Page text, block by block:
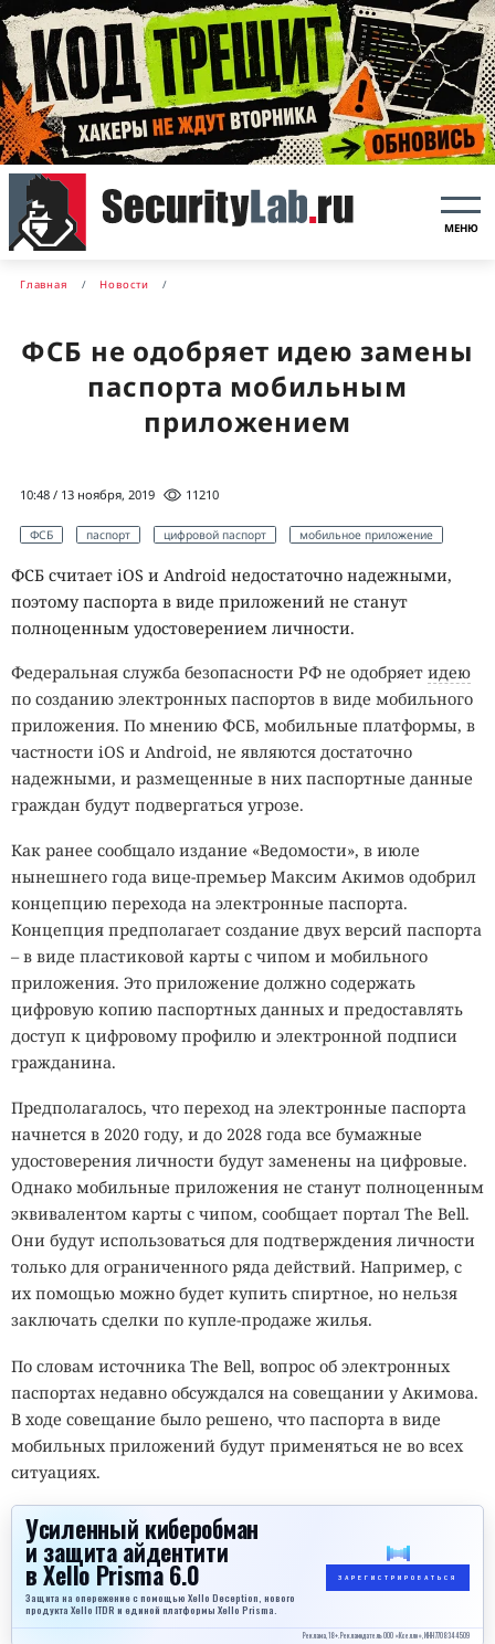
МЕНЮ
Главная Новости
ФСБ не одобряет идею замены
паспорта мобильным
приложением
10:48 / 13 ноября, 2019 11210
ФСБ паспорт цифровой паспорт мобильное приложение
ФСБ считает iOS и Android недостаточно надежными,
поэтому паспорта в виде приложений не станут
полноценным удостоверением личности.
Федеральная служба безопасности РФ не одобряет идею
по созданию электронных паспортов в виде мобильного
приложения. По мнению ФСБ, мобильные платформы, в
частности iOS и Android, не являются достаточно
надежными, и размещенные в них паспортные данные
граждан будут подвергаться угрозе.
Как ранее сообщало издание «Ведомости», в июле
нынешнего года вице-премьер Максим Акимов одобрил
концепцию перехода на электронные паспорта.
Концепция предполагает создание двух версий паспорта
– в виде пластиковой карты с чипом и мобильного
приложения. Это приложение должно содержать
цифровую копию паспортных данных и предоставлять
доступ к цифровому профилю и электронной подписи
гражданина.
Предполагалось, что переход на электронные паспорта
начнется в 2020 году, и до 2028 года все бумажные
удостоверения личности будут заменены на цифровые.
Однако мобильные приложения не станут полноценным
эквивалентом карты с чипом, сообщает портал The Bell.
Они будут использоваться для подтверждения личности
только для ограниченного ряда действий. Например, с
их помощью можно будет купить спиртное, но нельзя
заключать сделки по купле-продаже жилья.
По словам источника The Bell, вопрос об электронных
паспортах недавно обсуждался на совещании у Акимова.
В ходе совещание было решено, что паспорта в виде
мобильных приложений будут применяться не во всех
ситуациях.
Усиленный киберобман
и защита айдентити
в Xello Prisma 6.0
Защита на опережение с помощью Xello Deception, нового
продукта Xello ITDR и единой платформы Xello Prisma.
ЗАРЕГИСТРИРОВАТЬСЯ
Реклама, 18+. Рекламодатель ООО «Кселло», ИНН 7708344509